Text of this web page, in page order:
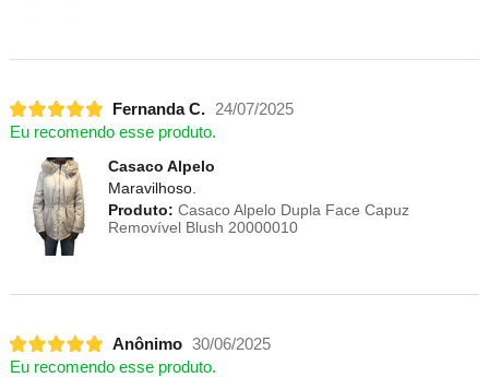
Fernanda C.
24/07/2025
Eu recomendo esse produto.
Casaco Alpelo
Maravilhoso.
Produto: Casaco Alpelo Dupla Face Capuz
Removível Blush 20000010
Anônimo 30/06/2025
Eu recomendo esse produto.